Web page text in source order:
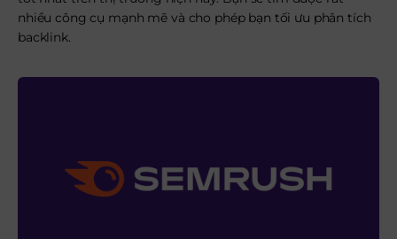
nhiều công cụ mạnh mẽ và cho phép bạn tối ưu phân tích
backlink.